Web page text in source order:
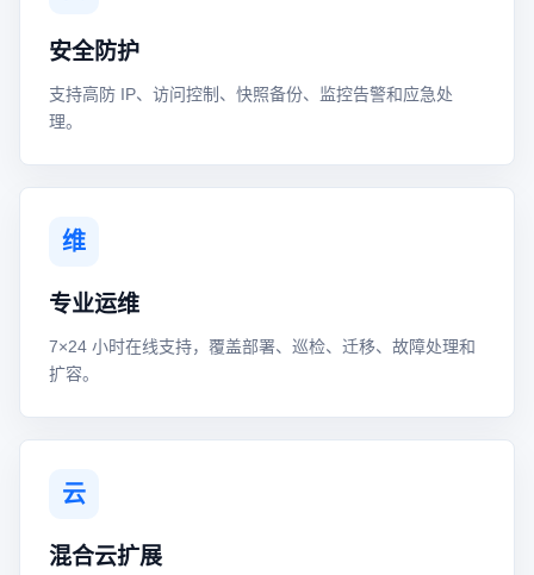
安全防护
支持高防 IP、访问控制、快照备份、监控告警和应急处
理。
维
专业运维
7×24 小时在线支持，覆盖部署、巡检、迁移、故障处理和
扩容。
云
混合云扩展